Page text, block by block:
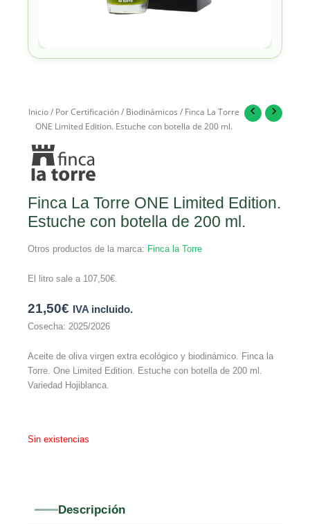
Inicio/ Por Certificación/ Biodinámicos / Finca La Torre
ONE Limited Edition. Estuche con botella de 200 ml.
Finca La Torre ONE Limited Edition.
Estuche con botella de 200 ml.
Otros productos de la marca: Finca la Torre
El litro sale a 107,50€
21,50€ IVA incluido.
Cosecha: 2025/2026
Aceite de oliva virgen extra ecológico y biodinámico. Finca la
Torre. One Limited Edition. Estuche con botella de 200 ml.
Variedad Hojiblanca.
Sin existencias
Descripción